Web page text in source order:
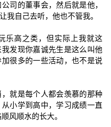
司的董事会，然后就是他，
我自己去听，他也不管我。
乐高之类，但实际上我就这
发现你嘉诚先生是这么叫他
很多的一些活动，也不是说
就是每个人都会羡慕的那种
小学到高中，学习成绩一直
风顺水的长大。